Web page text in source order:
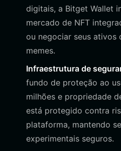
digitais, a Bitget Wallet
mercado de NFT
ou negociar seus ativos
memes.
Infraestrutura de
fundo de proteção ao
milhões e propriedade
está protegido contra
plataforma, mantendo
experimentais seguros.